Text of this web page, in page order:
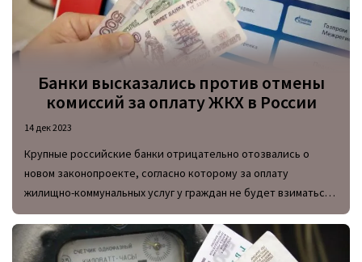
Банки высказались против отмены
комиссий за оплату ЖКХ в России
14 дек 2023
Крупные российские банки отрицательно отозвались о
новом законопроекте, согласно которому за оплату
жилищно-коммунальных услуг у граждан не будет взиматься
комиссия за транзакцию.